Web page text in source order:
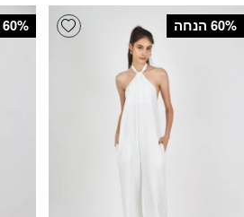
Add wishlist ‫60% הנחה ‫60% הנחה